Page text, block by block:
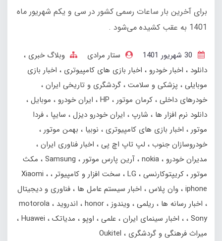
برای آخرین بار ساعات رسمی کشور در سی و یکم شهریور ماه
1401 به عقب کشیده می‌شود .
ستار مرادی
وبلاگ خبری
دانلود
اخبار خودرو اخبار بازی های کامپیوتری
اخبار بازی
موبایلی
پزشکی و سلامت گردشگری و تاریخی ایران
خودرهای داخلی کرمان موتور HP ایران خودرو
موبایل
دانلود نرم افزار ها
شارپ ایران خودرو دیزل سایپا
فردا
موتور
اخبار بازی های کامپیوتری نوبیا
بهمن‌ موتور
خودروسازان جنوب
لپ تاپ اچ پی
اخبار فناوری ایران
مدیران خودرو
nokia آرین پارس موتور Samsung
مکث
موتور کریپتوکارنسی LG سخت افزار و کامپیوتر
Xiaomi
iphone وان پلاس اخبار سیستم عامل ها
فناوری و دیجیتال
اخبار رسانه ها
ریلمی ویندوز honor اندروید
motorola
Sony
اخبار سینمای ایران علمی اوپو مدیاتک
Huawei
میراث فرهنگی و گردشگری
Oukitel